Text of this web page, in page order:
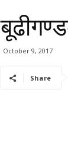
October 9, 2017
Share